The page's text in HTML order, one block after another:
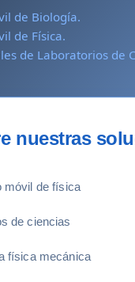
de Biología.
de Física.
de Laboratorios de
nuestras
móvil de física
de ciencias
física mecánica